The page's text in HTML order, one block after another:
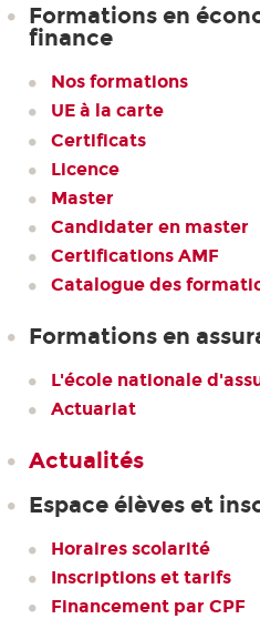
Formations en
finance
Nos formations
UE à la carte
Certificats
Licence
Master
Candidater en master
Certifications AMF
Catalogue des
Formations en
L'école nationale
Actuariat
Actualités
Espace élèves et
Horaires scolarité
Inscriptions et tarifs
Financement par CPF